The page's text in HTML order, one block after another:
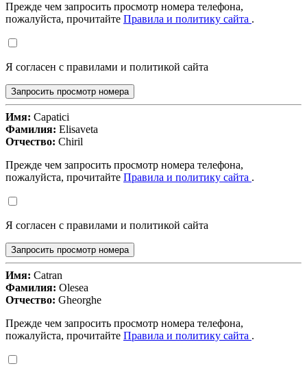
Прежде чем запросить просмотр номера телефона,
пожалуйста, прочитайте Правила и политику сайта .
Я согласен с правилами и политикой сайта
Запросить просмотр номера
Имя: Capatici
Фамилия: Elisaveta
Отчество: Chiril
Прежде чем запросить просмотр номера телефона,
пожалуйста, прочитайте Правила и политику сайта .
Я согласен с правилами и политикой сайта
Запросить просмотр номера
Имя: Catran
Фамилия: Olesea
Отчество: Gheorghe
Прежде чем запросить просмотр номера телефона,
пожалуйста, прочитайте Правила и политику сайта .